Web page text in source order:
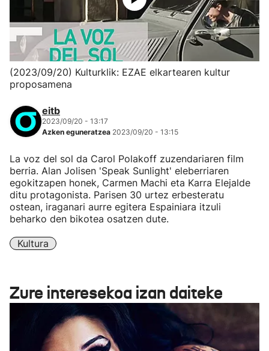
(2023/09/20) Kulturklik: EZAE elkartearen kultur
proposamena
eitb
2023/09/20 - 13:17
Azken eguneratzea 2023/09/20 - 13:15
La voz del sol da Carol Polakoff zuzendariaren film
berria. Alan Jolisen 'Speak Sunlight' eleberriaren
egokitzapen honek, Carmen Machi eta Karra Elejalde
ditu protagonista. Parisen 30 urtez erbesteratu
ostean, iraganari aurre egitera Espainiara itzuli
beharko den bikotea osatzen dute.
Kultura
Zure interesekoa izan daiteke